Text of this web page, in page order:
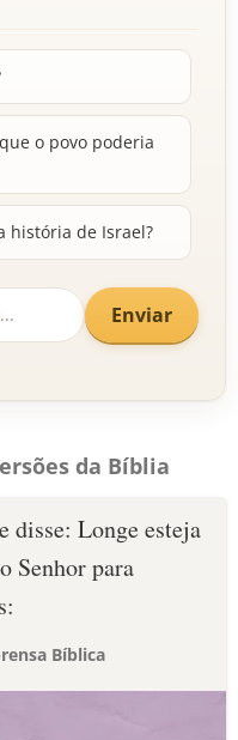
o povo poderia
história de Israel?
Enviar
da Bíblia
disse: Longe esteja
Senhor para
Bíblica